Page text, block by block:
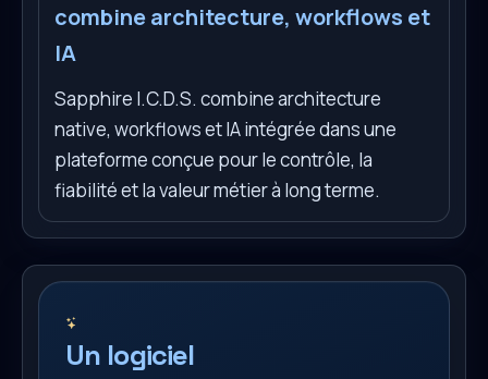
combine architecture, workflows et
IA
Sapphire I.C.D.S. combine architecture
native, workflows et IA intégrée dans une
plateforme conçue pour le contrôle, la
fiabilité et la valeur métier à long terme.
Un logiciel